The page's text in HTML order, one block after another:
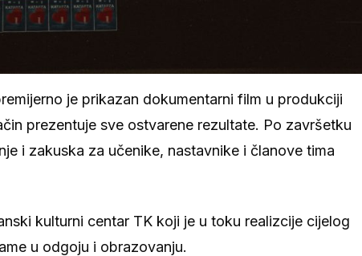
je prikazan dokumentarni film u produkciji
prezentuje sve ostvarene rezultate. Po završetku
i zakuska za učenike, nastavnike i članove tima
kulturni centar TK koji je u toku realizcije cijelog
u odgoju i obrazovanju.